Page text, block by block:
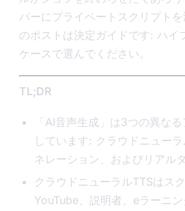
バーにプライベートスクリプト
のポストは決定ガイドです: ハイ
ケースで選んでください。
TL;DR
「AI音声生成」は3つの異な
しています: クラウドニュー
ネレーション、およびリアル
クラウドニューラルTTSはス
YouTube、説明者、eラーニ